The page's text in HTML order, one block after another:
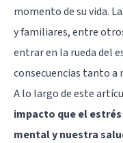
momento de su vida.
y familiares, entre
entrar en la rueda del
consecuencias tanto
A lo largo de este
impacto que el
mental y nuestra